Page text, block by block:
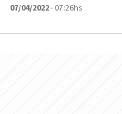
07/04/2022- 07:26hs